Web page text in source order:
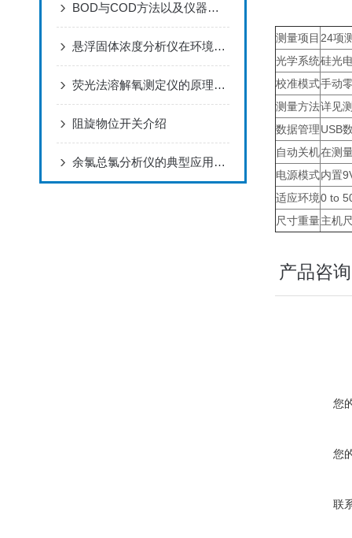
BOD与COD方法以及仪器的内在缺陷
悬浮固体浓度分析仪在环境监测中的应用
荧光法溶解氧测定仪的原理及校准注意事项
阻旋物位开关介绍
余氯总氯分析仪的典型应用及其特点测量
测量项目 24项
光学系统硅光
校准模式手动
测量方法详见
数据管理USB
自动关机在测
电源模式内置
适应环境0 to
尺寸重量主机
产品咨询
您
您
联